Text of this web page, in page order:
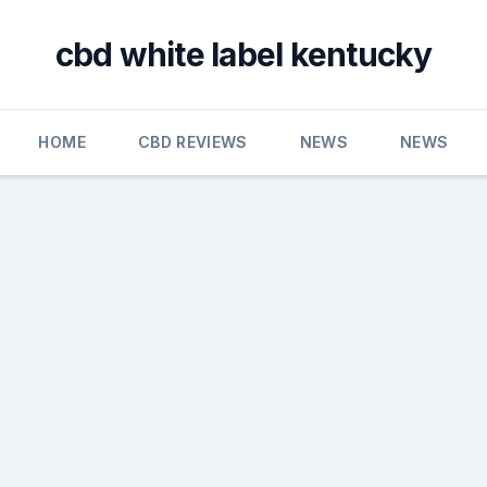
cbd white label kentucky
HOME CBD REVIEWS NEWS NEWS